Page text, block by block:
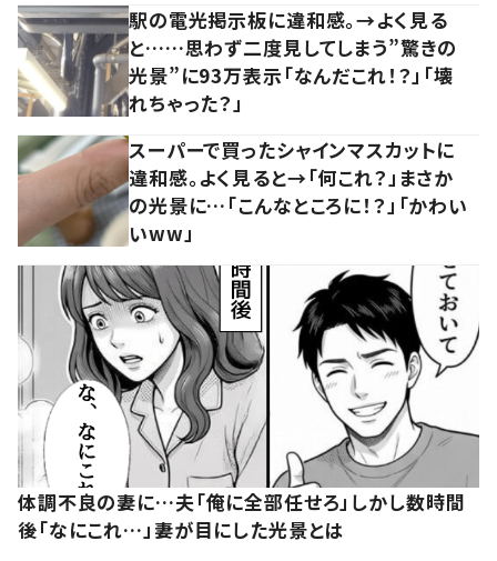
駅の電光掲示板に違和感。→よく見る
と……思わず二度見してしまう”驚きの
光景”に93万表示「なんだこれ！？」「壊
れちゃった？」
スーパーで買ったシャインマスカットに
違和感。よく見ると→「何これ？」まさか
の光景に…「こんなところに！？」「かわい
いww」
体調不良の妻に…夫「俺に全部任せろ」しかし数時間
後「なにこれ…」妻が目にした光景とは